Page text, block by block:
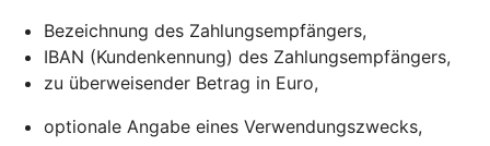
Bezeichnung des Zahlungsempfängers,
IBAN (Kundenkennung) des Zahlungsempfängers,
zu überweisender Betrag in Euro,
optionale Angabe eines Verwendungszwecks,